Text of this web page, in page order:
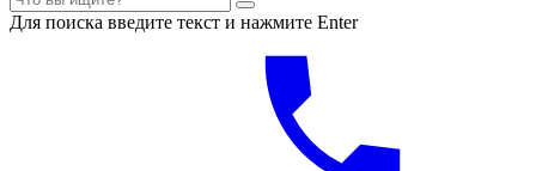
Для поиска введите текст и нажмите Enter